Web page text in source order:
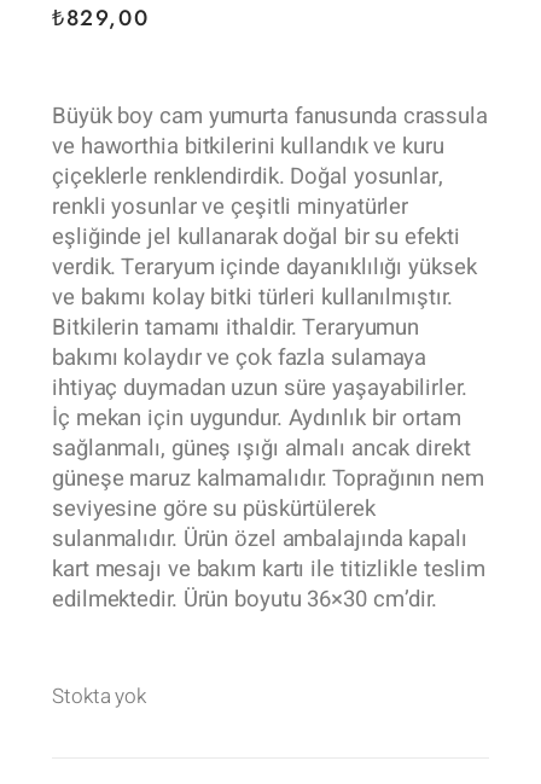
₺829,00
Büyük boy cam yumurta fanusunda crassula
ve haworthia bitkilerini kullandık ve kuru
çiçeklerle renklendirdik. Doğal yosunlar,
renkli yosunlar ve çeşitli minyatürler
eşliğinde jel kullanarak doğal bir su efekti
verdik. Teraryum içinde dayanıklılığı yüksek
ve bakımı kolay bitki türleri kullanılmıştır.
Bitkilerin tamamı ithaldir. Teraryumun
bakımı kolaydır ve çok fazla sulamaya
ihtiyaç duymadan uzun süre yaşayabilirler.
İç mekan için uygundur. Aydınlık bir ortam
sağlanmalı, güneş ışığı almalı ancak direkt
güneşe maruz kalmamalıdır. Toprağının nem
seviyesine göre su püskürtülerek
sulanmalıdır. Ürün özel ambalajında kapalı
kart mesajı ve bakım kartı ile titizlikle teslim
edilmektedir. Ürün boyutu 36×30 cm’dir.
Stokta yok